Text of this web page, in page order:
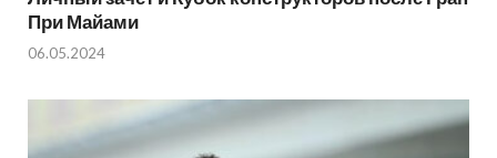
При Майами
06.05.2024